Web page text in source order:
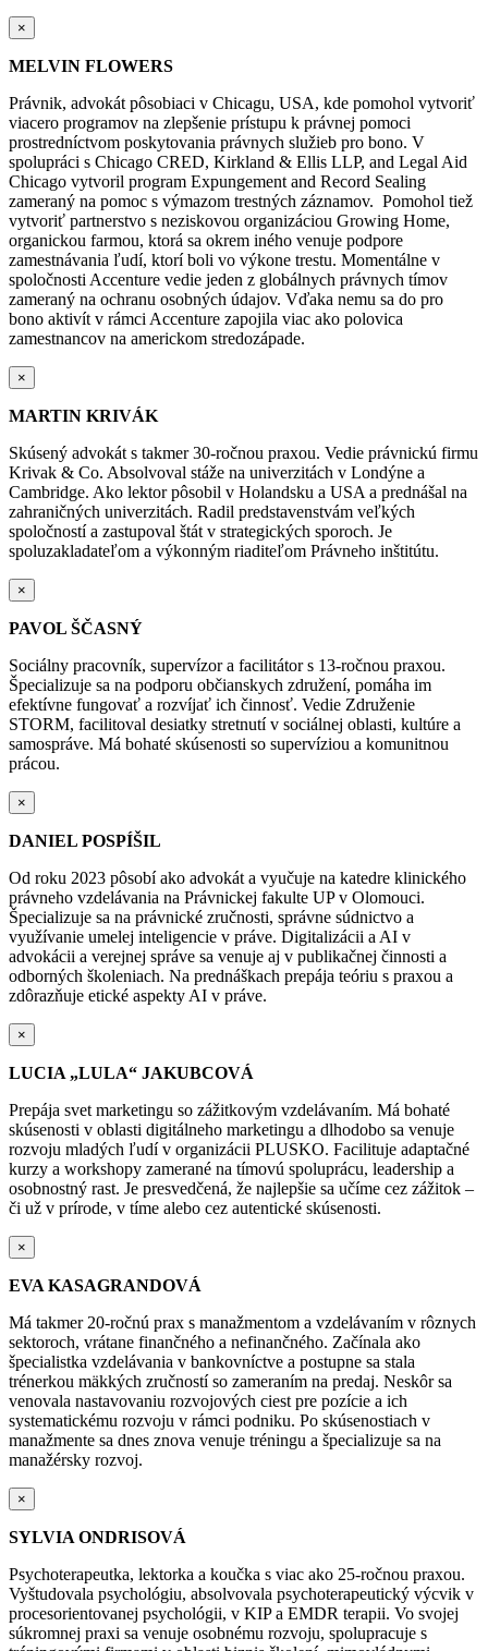
×
MELVIN FLOWERS
Právnik, advokát pôsobiaci v Chicagu, USA, kde pomohol vytvoriť
viacero programov na zlepšenie prístupu k právnej pomoci
prostredníctvom poskytovania právnych služieb pro bono. V
spolupráci s Chicago CRED, Kirkland & Ellis LLP, and Legal Aid
Chicago vytvoril program Expungement and Record Sealing
zameraný na pomoc s výmazom trestných záznamov. Pomohol tiež
vytvoriť partnerstvo s neziskovou organizáciou Growing Home,
organickou farmou, ktorá sa okrem iného venuje podpore
zamestnávania ľudí, ktorí boli vo výkone trestu. Momentálne v
spoločnosti Accenture vedie jeden z globálnych právnych tímov
zameraný na ochranu osobných údajov. Vďaka nemu sa do pro
bono aktivít v rámci Accenture zapojila viac ako polovica
zamestnancov na americkom stredozápade.
×
MARTIN KRIVÁK
Skúsený advokát s takmer 30-ročnou praxou. Vedie právnickú firmu
Krivak & Co. Absolvoval stáže na univerzitách v Londýne a
Cambridge. Ako lektor pôsobil v Holandsku a USA a prednášal na
zahraničných univerzitách. Radil predstavenstvám veľkých
spoločností a zastupoval štát v strategických sporoch. Je
spoluzakladateľom a výkonným riaditeľom Právneho inštitútu.
×
PAVOL ŠČASNÝ
Sociálny pracovník, supervízor a facilitátor s 13-ročnou praxou.
Špecializuje sa na podporu občianskych združení, pomáha im
efektívne fungovať a rozvíjať ich činnosť. Vedie Združenie
STORM, facilitoval desiatky stretnutí v sociálnej oblasti, kultúre a
samospráve. Má bohaté skúsenosti so supervíziou a komunitnou
prácou.
×
DANIEL POSPÍŠIL
Od roku 2023 pôsobí ako advokát a vyučuje na katedre klinického
právneho vzdelávania na Právnickej fakulte UP v Olomouci.
Špecializuje sa na právnické zručnosti, správne súdnictvo a
využívanie umelej inteligencie v práve. Digitalizácii a AI v
advokácii a verejnej správe sa venuje aj v publikačnej činnosti a
odborných školeniach. Na prednáškach prepája teóriu s praxou a
zdôrazňuje etické aspekty AI v práve.
×
LUCIA „LULA“ JAKUBCOVÁ
Prepája svet marketingu so zážitkovým vzdelávaním. Má bohaté
skúsenosti v oblasti digitálneho marketingu a dlhodobo sa venuje
rozvoju mladých ľudí v organizácii PLUSKO. Facilituje adaptačné
kurzy a workshopy zamerané na tímovú spoluprácu, leadership a
osobnostný rast. Je presvedčená, že najlepšie sa učíme cez zážitok –
či už v prírode, v tíme alebo cez autentické skúsenosti.
×
EVA KASAGRANDOVÁ
Má takmer 20-ročnú prax s manažmentom a vzdelávaním v rôznych
sektoroch, vrátane finančného a nefinančného. Začínala ako
špecialistka vzdelávania v bankovníctve a postupne sa stala
trénerkou mäkkých zručností so zameraním na predaj. Neskôr sa
venovala nastavovaniu rozvojových ciest pre pozície a ich
systematickému rozvoju v rámci podniku. Po skúsenostiach v
manažmente sa dnes znova venuje tréningu a špecializuje sa na
manažérsky rozvoj.
×
SYLVIA ONDRISOVÁ
Psychoterapeutka, lektorka a koučka s viac ako 25-ročnou praxou.
Vyštudovala psychológiu, absolvovala psychoterapeutický výcvik v
procesorientovanej psychológii, v KIP a EMDR terapii. Vo svojej
súkromnej praxi sa venuje osobnému rozvoju, spolupracuje s